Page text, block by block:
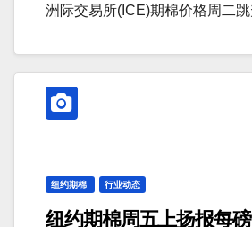
洲际交易所(ICE)期棉价格周二
纽约期棉 行业动态
纽约期棉周五上扬报每